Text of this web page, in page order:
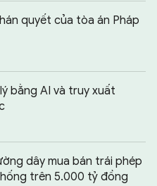
quyết của tòa án Pháp
bằng AI và truy xuất
dây mua bán trái phép
trên 5.000 tỷ đồng